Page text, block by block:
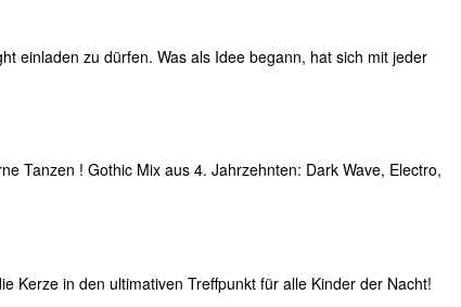
einladen zu dürfen. Was als Idee begann, hat sich mit jeder
Tanzen ! Gothic Mix aus 4. Jahrzehnten: Dark Wave, Electro,
Kerze in den ultimativen Treffpunkt für alle Kinder der Nacht!